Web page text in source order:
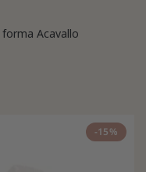
Acavallo
-15%